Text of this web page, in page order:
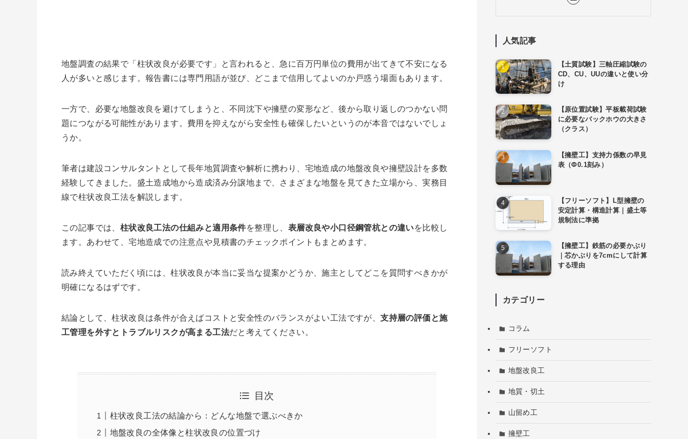
地盤調査の結果で「柱状改良が必要です」と言われると、急に百万円単位の費用が出てきて不安になる
人が多いと感じます。報告書には専門用語が並び、どこまで信用してよいのか戸惑う場面もあります。
一方で、必要な地盤改良を避けてしまうと、不同沈下や擁壁の変形など、後から取り返しのつかない問
題につながる可能性があります。費用を抑えながら安全性も確保したいというのが本音ではないでしょ
うか。
筆者は建設コンサルタントとして長年地質調査や解析に携わり、宅地造成の地盤改良や擁壁設計を多数
経験してきました。盛土造成地から造成済み分譲地まで、さまざまな地盤を見てきた立場から、実務目
線で柱状改良工法を解説します。
この記事では、 柱状改良工法の仕組みと適用条件を整理し、 表層改良や小口径鋼管杭との違いを比較し
ます。あわせて、宅地造成での注意点や見積書のチェックポイントもまとめます。
読み終えていただく頃には、柱状改良が本当に妥当な提案かどうか、施主としてどこを質問すべきかが
明確になるはずです。
結論として、柱状改良は条件が合えばコストと安全性のバランスがよい工法ですが、支持層の評価と施
工管理を外すとトラブルリスクが高まる工法だと考えてください。
目次
柱状改良工法の結論から：どんな地盤で選ぶべきか
地盤改良の全体像と柱状改良の位置づけ
人気記事
【土質試験】三軸圧縮試験の
CD、CU、UUの違いと使い分
け
【原位置試験】平板載荷試験
に必要なバックホウの大きさ
（クラス）
【擁壁工】支持力係数の早見
表（Φ0.1刻み）
【フリーソフト】L型擁壁の
安定計算・構造計算｜盛土等
規制法に準拠
【擁壁工】鉄筋の必要かぶり
｜芯かぶりを7cmにして計算
する理由
カテゴリー
コラム
フリーソフト
地盤改良工
地質・切土
山留め工
擁壁工